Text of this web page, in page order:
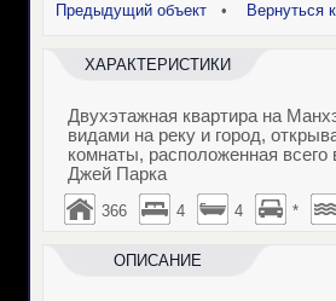
Предыдущий объект• Вернуться
ХАРАКТЕРИСТИКИ
Двухэтажная квартира на
видами на реку и город,
комнаты, расположенная
Джей Парка
366 4 4 *
ОПИСАНИЕ